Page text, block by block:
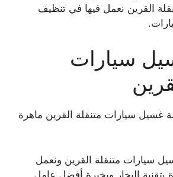
القرين نعمل فيها في تنظيف
سيارات
سيارات متنقلة القرين ماهرة
سيارات متنقلة القرين ونعمل
البخار وبخبرة أفضل عامل